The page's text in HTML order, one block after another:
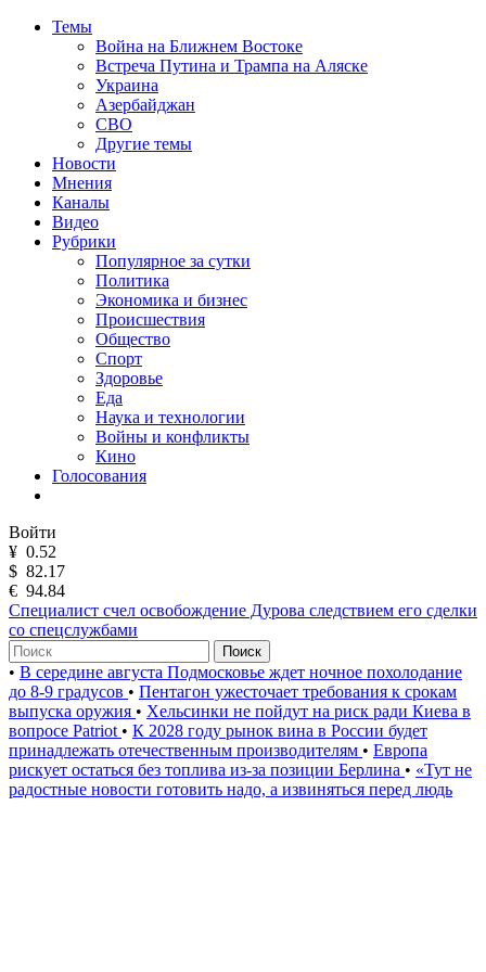
Темы
Война на Ближнем Востоке
Встреча Путина и Трампа на Аляске
Украина
Азербайджан
СВО
Другие темы
Новости
Мнения
Каналы
Видео
Рубрики
Популярное за сутки
Политика
Экономика и бизнес
Происшествия
Общество
Спорт
Здоровье
Еда
Наука и технологии
Войны и конфликты
Кино
Голосования
Войти
¥ 0.52
$ 82.17
€ 94.84
Специалист счел освобождение Дурова следствием его сделки
со спецслужбами
Поиск
• В середине августа Подмосковье ждет ночное похолодание
до 8-9 градусов • Пентагон ужесточает требования к срокам
выпуска оружия • Хельсинки не пойдут на риск ради Киева в
вопросе Patriot • К 2028 году рынок вина в России будет
принадлежать отечественным производителям • Европа
рискует остаться без топлива из-за позиции Берлина • «Тут не
радостные новости готовить надо, а извиняться перед людь